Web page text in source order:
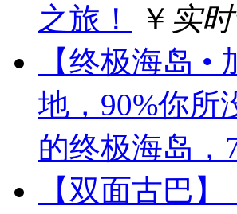
之旅！
￥ 实
【终极海岛
地，90%你所
的终极海岛，
【双面古巴